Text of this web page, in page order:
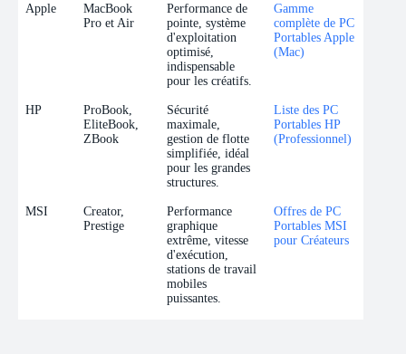
Apple
MacBook
Pro et Air
Performance de
pointe, système
d'exploitation
optimisé,
indispensable
pour les créatifs.
Gamme
complète de PC
Portables Apple
(Mac)
HP
ProBook,
EliteBook,
ZBook
Sécurité
maximale,
gestion de flotte
simplifiée, idéal
pour les grandes
structures.
Liste des PC
Portables HP
(Professionnel)
MSI
Creator,
Prestige
Performance
graphique
extrême, vitesse
d'exécution,
stations de travail
mobiles
puissantes.
Offres de PC
Portables MSI
pour Créateurs